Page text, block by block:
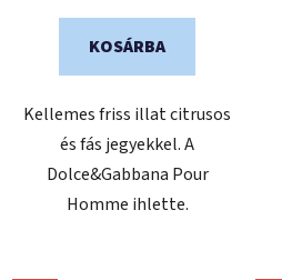
KOSÁRBA
Kellemes friss illat citrusos
és fás jegyekkel. A
Dolce&Gabbana Pour
Homme ihlette.